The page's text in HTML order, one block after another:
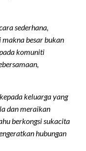
sederhana,
besar bukan
komuniti
keluarga yang
dan meraikan
berkongsi sukacita
hubungan